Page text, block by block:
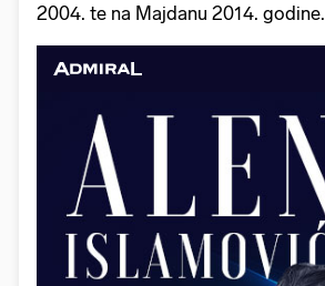
2004. te na Majdanu 2014. godine.